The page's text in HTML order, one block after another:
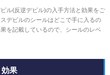
ル(反逆デビル)の入手方法と効果をご
デビルのシールはどこで手に入るの
を記載しているので、シールのレベ
効果